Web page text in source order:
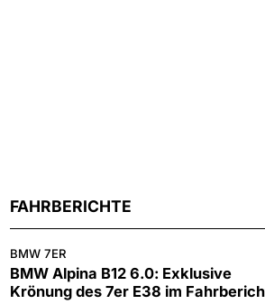
FAHRBERICHTE
BMW 7ER
BMW Alpina B12 6.0: Exklusive
Krönung des 7er E38 im